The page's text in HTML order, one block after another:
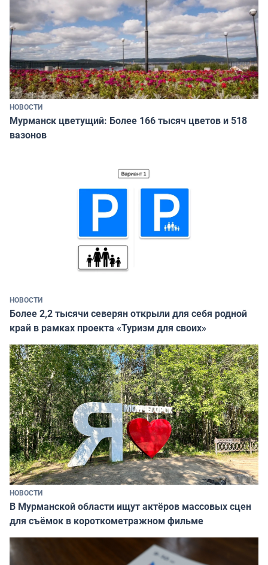
НОВОСТИ
Мурманск цветущий: Более 166 тысяч цветов и 518
вазонов
НОВОСТИ
Более 2,2 тысячи северян открыли для себя родной
край в рамках проекта «Туризм для своих»
НОВОСТИ
В Мурманской области ищут актёров массовых сцен
для съёмок в короткометражном фильме